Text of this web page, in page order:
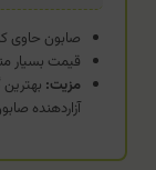
صابون حاوی
قیمت بسیار
مزیت:
آزاردهنده